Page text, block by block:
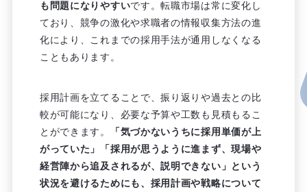
も問題になりやすいです。転職市場は常に変化し
ており、競争の激化や求職者の情報収集方法の進
化により、これまでの採用手法が通用しなくなる
こともあります。
採用計画を立てることで、振り返りや過去との比
較が可能になり、必要な予算や工数も見積もるこ
とができます。
「気づかないうちに採用単価が上
がっていた」「採用が思うように進まず、現場や
経営陣から追及されるが、説明できない」という
状況を避けるためにも、採用計画や戦略について